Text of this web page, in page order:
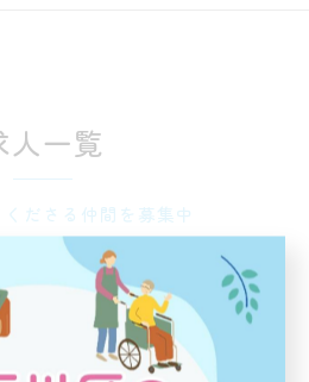
ださる仲間を募集中
人一覧
の一覧です。江戸川区周辺から
方を募っており、
いて必要な支援を行う訪問看護
せいたします。